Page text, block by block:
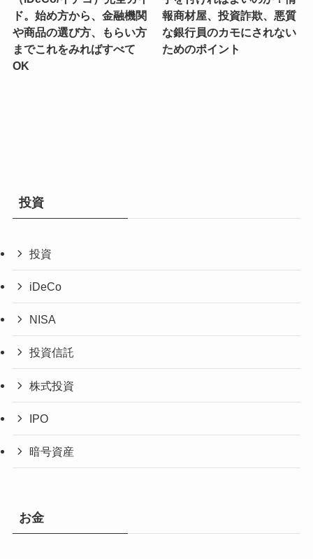
ド。始め方から、金融機関
や商品の選び方、もらい方
までこれをみればすべて
OK
報商材屋、投資詐欺、悪質
な銀行員のカモにされない
ためのポイント
投資
投資
iDeCo
NISA
投資信託
株式投資
IPO
暗号資産
お金